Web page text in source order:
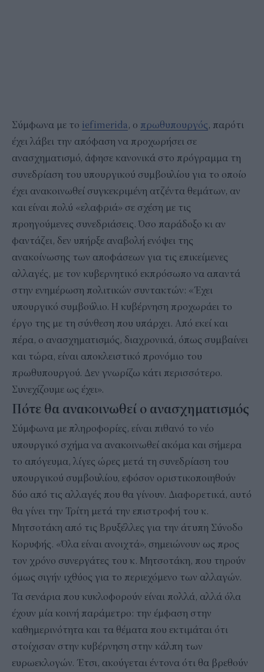
Σύμφωνα με το iefimerida, o πρωθυπουργός, παρότι
έχει λάβει την απόφαση να προχωρήσει σε
ανασχηματισμό, άφησε κανονικά στο πρόγραμμα τη
συνεδρίαση του υπουργικού συμβουλίου για το οποίο
έχει ανακοινωθεί συγκεκριμένη ατζέντα θεμάτων, αν
και είναι πολύ «ελαφριά» σε σχέση με τις
προηγούμενες συνεδριάσεις. Όσο παράδοξο κι αν
φαντάζει, δεν υπήρξε αναβολή ενόψει της
ανακοίνωσης των αποφάσεων για τις επικείμενες
αλλαγές, με τον κυβερνητικό εκπρόσωπο να απαντά
στην ενημέρωση πολιτικών συντακτών: « Έχει
υπουργικό συμβούλιο. Η κυβέρνηση προχωράει το
έργο της με τη σύνθεση που υπάρχει. Από εκεί και
πέρα, ο ανασχηματισμός, διαχρονικά, όπως συμβαίνει
και τώρα, είναι αποκλειστικό προνόμιο του
πρωθυπουργού. Δεν γνωρίζω κάτι περισσότερο.
Συνεχίζουμε ως έχει».
Πότε θα ανακοινωθεί ο ανασχηματισμός
Σύμφωνα με πληροφορίες, είναι πιθανό το νέο
υπουργικό σχήμα να ανακοινωθεί ακόμα και σήμερα
το απόγευμα, λίγες ώρες μετά τη συνεδρίαση του
υπουργικού συμβουλίου, εφόσον οριστικοποιηθούν
δύο από τις αλλαγές που θα γίνουν. Διαφορετικά, αυτό
θα γίνει την Τρίτη μετά την επιστροφή του κ.
Μητσοτάκη από τις Βρυξέλλες για την άτυπη Σύνοδο
Κορυφής. «Όλα είναι ανοιχτά», σημειώνουν ως προς
τον χρόνο συνεργάτες του κ. Μητσοτάκη, που τηρούν
όμως σιγήν ιχθύος για το περιεχόμενο των αλλαγών.
Τα σενάρια που κυκλοφορούν είναι πολλά, αλλά όλα
έχουν μία κοινή παράμετρο: την έμφαση στην
καθημερινότητα και τα θέματα που εκτιμάται ότι
στοίχισαν στην κυβέρνηση στην κάλπη των
ευρωεκλογών. Έτσι, ακούγεται έντονα ότι θα βρεθούν